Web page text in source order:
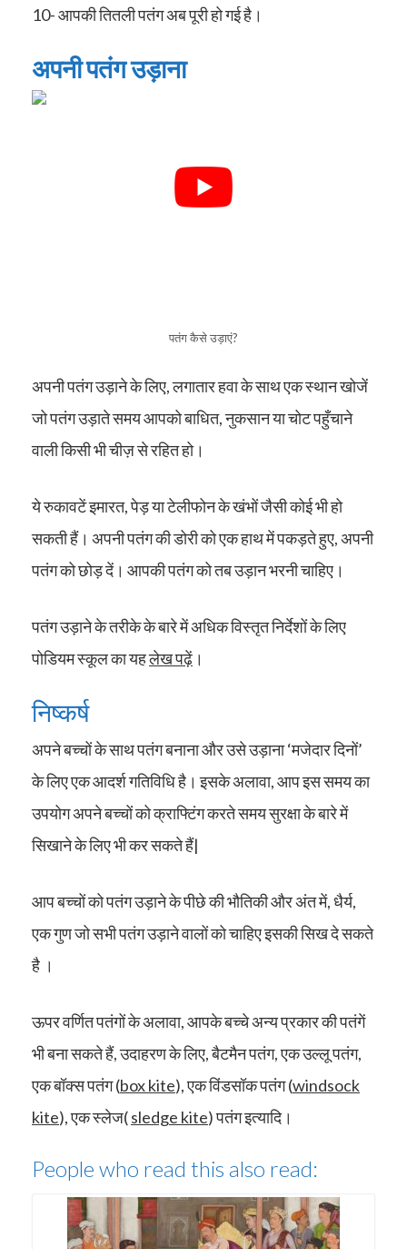
10- आपकी तितली पतंग अब पूरी हो गई है।
अपनी पतंग उड़ाना
पतंग कैसे उड़ाएं?
अपनी पतंग उड़ाने के लिए, लगातार हवा के साथ एक स्थान खोजें
जो पतंग उड़ाते समय आपको बाधित, नुकसान या चोट पहुँचाने
वाली किसी भी चीज़ से रहित हो।
ये रुकावटें इमारत, पेड़ या टेलीफोन के खंभों जैसी कोई भी हो
सकती हैं। अपनी पतंग की डोरी को एक हाथ में पकड़ते हुए, अपनी
पतंग को छोड़ दें। आपकी पतंग को तब उड़ान भरनी चाहिए।
पतंग उड़ाने के तरीके के बारे में अधिक विस्तृत निर्देशों के लिए
पोडियम स्कूल का यहलेख पढ़ें ।
निष्कर्ष
अपने बच्चों के साथ पतंग बनाना और उसे उड़ाना ‘मजेदार दिनों’
के लिए एक आदर्श गतिविधि है। इसके अलावा, आप इस समय का
उपयोग अपने बच्चों को क्राफ्टिंग करते समय सुरक्षा के बारे में
सिखाने के लिए भी कर सकते हैं|
आप बच्चों को पतंग उड़ाने के पीछे की भौतिकी और अंत में, धैर्य,
एक गुण जो सभी पतंग उड़ाने वालों को चाहिए इसकी सिख दे सकते
है ।
ऊपर वर्णित पतंगों के अलावा, आपके बच्चे अन्य प्रकार की पतंगें
भी बना सकते हैं, उदाहरण के लिए, बैटमैन पतंग, एक उल्लू पतंग,
एक बॉक्स पतंग (box kite), एक विंडसॉक पतंग (windsock
kite), एक स्लेज(sledge kite) पतंग इत्यादि।
People who read this also read: